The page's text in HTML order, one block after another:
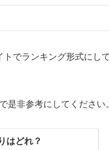
でランキング形式にして
是非参考にしてください。
はどれ？